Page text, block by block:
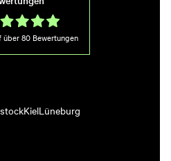
KielLüneburg
über80 Bewertungen